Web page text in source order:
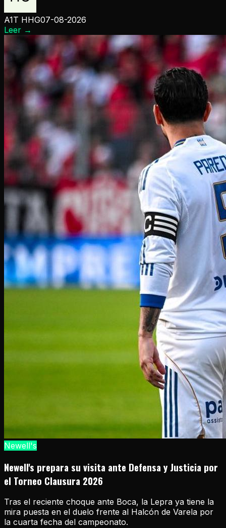
A1T HHG07-08-2026
Leer →
Newell's
Newell's prepara su visita ante Defensa y Justicia por
el Torneo Clausura 2026
Tras el reciente choque ante Boca, la Lepra ya tiene la
mira puesta en el duelo frente al Halcón de Varela por
la cuarta fecha del campeonato.